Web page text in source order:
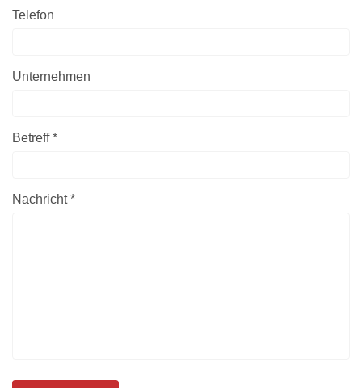
Telefon
Unternehmen
Betreff *
Nachricht *